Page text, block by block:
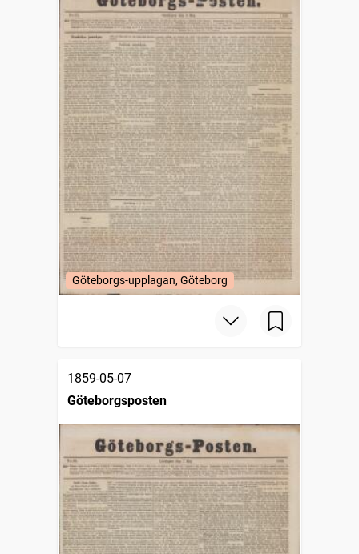
Göteborgs-upplagan, Göteborg
1859-05-07
Göteborgsposten